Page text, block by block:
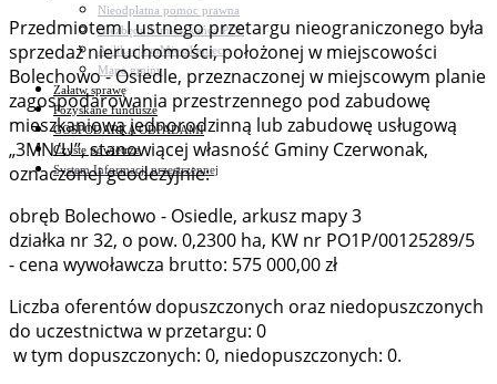
Nieodpłatna pomoc prawna
Niezbędnik mieszkańca PDF
Aplikacja mMieszkaniec
Mapa gminy
Załatw sprawę
Pozyskane fundusze
GOSPODARKA ODPADAMI
Czyste powietrze
System Informacji przestrzennej
Przedmiotem I ustnego przetargu nieograniczonego była
sprzedaż nieruchomości, położonej w miejscowości
Bolechowo - Osiedle, przeznaczonej w miejscowym planie
zagospodarowania przestrzennego pod zabudowę
mieszkaniową jednorodzinną lub zabudowę usługową
„3MN/U”, stanowiącej własność Gminy Czerwonak,
oznaczonej geodezyjnie:
obręb Bolechowo - Osiedle, arkusz mapy 3
działka nr 32, o pow. 0,2300 ha, KW nr PO1P/00125289/5
- cena wywoławcza brutto: 575 000,00 zł
Liczba oferentów dopuszczonych oraz niedopuszczonych
do uczestnictwa w przetargu: 0
w tym dopuszczonych: 0, niedopuszczonych: 0.